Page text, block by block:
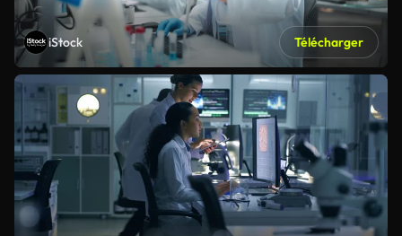
iStock Télécharger